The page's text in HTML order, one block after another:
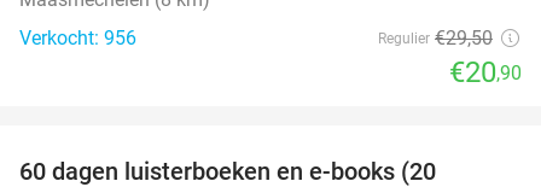
Verkocht: 956
Regulier €29,50
€20,90
60 dagen luisterboeken en e-books (20